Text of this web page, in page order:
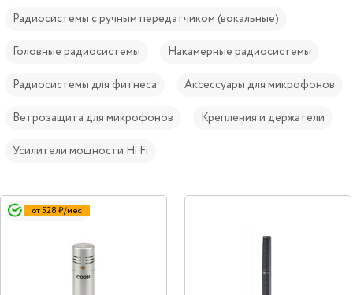
Радиосистемы с ручным передатчиком (вокальные)
Головные радиосистемы Накамерные радиосистемы
Радиосистемы для фитнеса Аксессуары для микрофонов
Ветрозащита для микрофонов Крепления и держатели
Усилители мощности Hi Fi
от 528 ₽/мес